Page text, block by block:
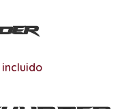
incluido